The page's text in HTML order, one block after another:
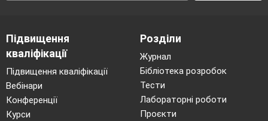
Підвищення
кваліфікації
Підвищення кваліфікації
Вебінари
Конференції
Курси
Розділи
Журнал
Бібліотека розробок
Тести
Лабораторні роботи
Проєкти